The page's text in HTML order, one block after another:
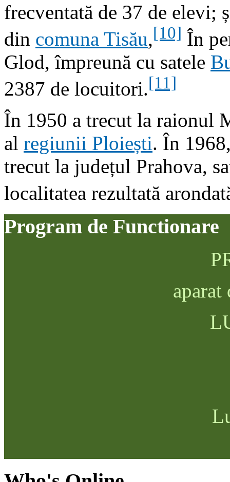
frecventată de 37 de elevi;
din comuna Tisău,[10] În
Glod, împreună cu satele
2387 de locuitori.[11]
În 1950 a trecut la raionul
al regiunii Ploiești. În
trecut la județul Prahova,
localitatea rezultată
Program de Functionare